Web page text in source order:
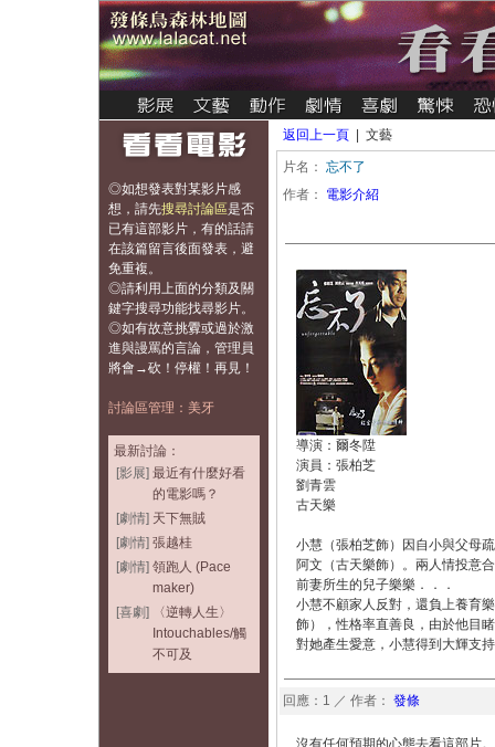
◎如想發表對某影片感
想， 請先搜尋討論區是否
已有這部影片，有的話請
在該篇留言後面發表，避
免重複。
◎請利用上面的分類及關
鍵字搜尋功能找尋影片。
◎如有故意挑釁或過於激
進與謾罵的言論，管理員
將會→砍！停權！再見！
討論區管理：美牙
最新討論：
[影展] 最近有什麼好看
的電影嗎？
[劇情] 天下無賊
[劇情] 張越桂
[劇情] 領跑人 (Pace
maker)
[喜劇]
〈逆轉人生〉
Intouchables/觸
不可及
返回上一頁 | 文藝
片名： 忘不了
作者：
電影介紹
導演：爾冬陞
演員：張柏芝
劉青雲
古天樂
小慧（張柏芝飾）因自小與父母
阿文（古天樂飾）。兩人情投意
前妻所生的兒子樂樂．．．
小慧不顧家人反對，還負上養育
飾），性格率直善良，由於他目
對她產生愛意，小慧得到大輝支
回應：1 ／ 作者： 發條
沒有任何預期的心態去看這部片。